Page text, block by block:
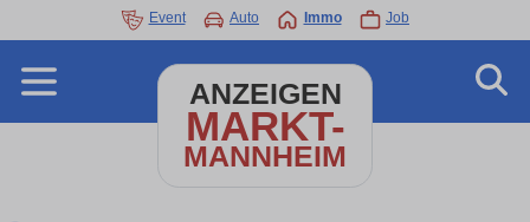
Event Auto Immo Job
ANZEIGEN
MARKT-
MANNHEIM